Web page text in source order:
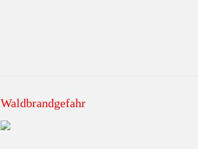
Waldbrandgefahr